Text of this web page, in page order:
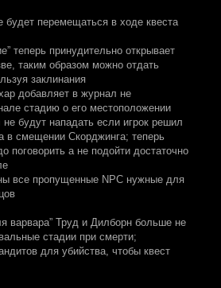
перемещаться в ходе квеста
теперь принудительно открывает
таким образом можно отдать
заклинания
добавляет в журнал не
стадию о его местоположении
будут нападать если игрок решил
в смещении Скорджинга; теперь
поговорить а не подойти достаточно
все пропущенные NPC нужные для
варвара” Труд и Дилборн больше не
стадии при смерти;
для убийства, чтобы квест